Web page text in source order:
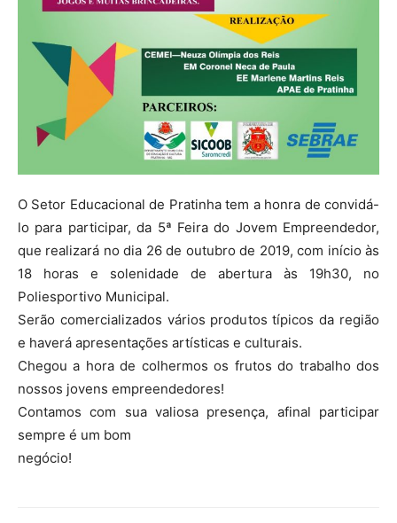
O Setor Educacional de Pratinha tem a honra de convidá-
lo para participar, da 5ª Feira do Jovem Empreendedor,
que realizará no dia 26 de outubro de 2019, com início às
18 horas e solenidade de abertura às 19h30, no
Poliesportivo Municipal.
Serão comercializados vários produtos típicos da região
e haverá apresentações artísticas e culturais.
Chegou a hora de colhermos os frutos do trabalho dos
nossos jovens empreendedores!
Contamos com sua valiosa presença, afinal participar
sempre é um bom
negócio!